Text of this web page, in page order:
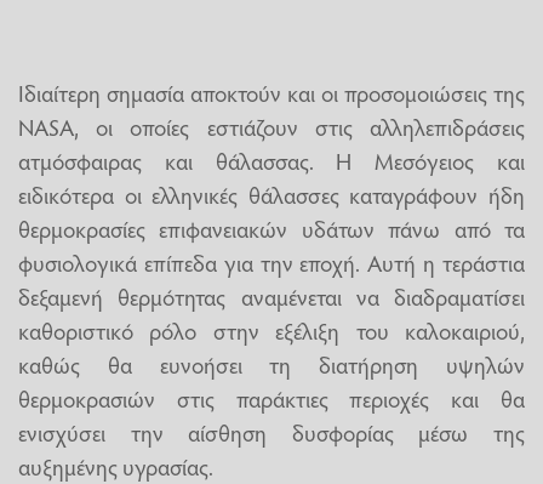
Ιδιαίτερη σημασία αποκτούν και οι προσομοιώσεις της
NASA, οι οποίες εστιάζουν στις αλληλεπιδράσεις
ατμόσφαιρας και θάλασσας. Η Μεσόγειος και
ειδικότερα οι ελληνικές θάλασσες καταγράφουν ήδη
θερμοκρασίες επιφανειακών υδάτων πάνω από τα
φυσιολογικά επίπεδα για την εποχή. Αυτή η τεράστια
δεξαμενή θερμότητας αναμένεται να διαδραματίσει
καθοριστικό ρόλο στην εξέλιξη του καλοκαιριού,
καθώς θα ευνοήσει τη διατήρηση υψηλών
θερμοκρασιών στις παράκτιες περιοχές και θα
ενισχύσει την αίσθηση δυσφορίας μέσω της
αυξημένης υγρασίας.